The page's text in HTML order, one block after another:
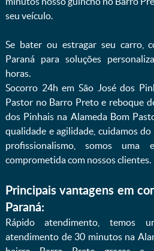
seu veículo.
Se bater ou estragar seu carro,
Paraná para soluções
horas.
Socorro 24h em São José dos
Pastor no Barro Preto e reboque
dos Pinhais na Alameda Bom
qualidade e agilidade, cuidamos
profissionalismo, somos uma
comprometida com nossos clientes.
Principais vantagens em
Paraná:
Rápido atendimento, temos
atendimento de 30 minutos na